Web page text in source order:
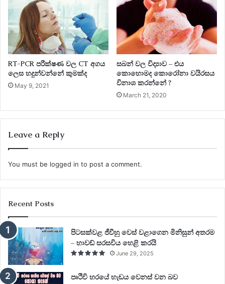
RT-PCR පරීක්ෂණ වල CT අගය
ලෙස හදුන්වන්නේ කුමක්ද
May 9, 2021
සබන් වල විද්‍යාව – එය
කොහොමද කොරෝනා වයිරසය
විනාශ කරන්නේ ?
March 21, 2020
Leave a Reply
You must be logged in to post a comment.
Recent Posts
පිටසක්වළ ජීවීහු වෙස් වළාගෙන මිනිසුන් අතරම
– හාවඩ් සරසවිය හෙළි කරයි
June 29, 2025
පෘථිවි හරයේ හැඩය වෙනස් වන බව